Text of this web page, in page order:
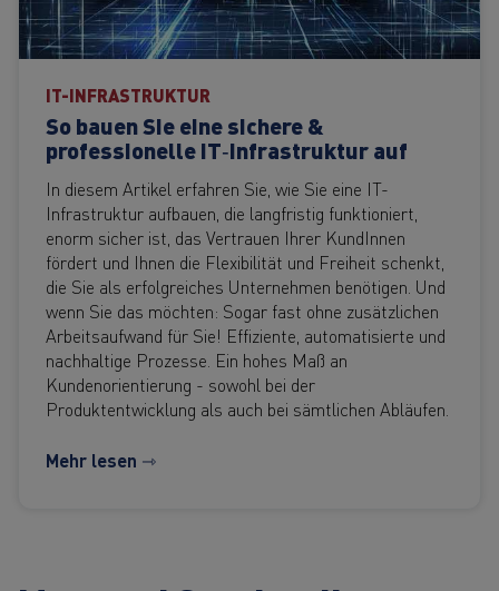
IT-INFRASTRUKTUR
So bauen Sie eine sichere &
professionelle IT‑Infrastruktur auf
In diesem Artikel erfahren Sie, wie Sie eine IT-
Infrastruktur aufbauen, die langfristig funktioniert,
enorm sicher ist, das Vertrauen Ihrer KundInnen
fördert und Ihnen die Flexibilität und Freiheit schenkt,
die Sie als erfolgreiches Unternehmen benötigen. Und
wenn Sie das möchten: Sogar fast ohne zusätzlichen
Arbeitsaufwand für Sie! Effiziente, automatisierte und
nachhaltige Prozesse. Ein hohes Maß an
Kundenorientierung - sowohl bei der
Produktentwicklung als auch bei sämtlichen Abläufen.
Mehr lesen ⇾